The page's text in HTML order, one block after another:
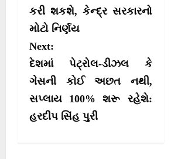
n
a
v
i
g
a
કરી શકશે, કેન્દ્ર સરકારનો
મોટો નિર્ણય
Next:
દેશમાં પેટ્રોલ-ડીઝલ કે
ગેસની કોઈ અછત નથી,
સપ્લાય 100% શરૂ રહેશે:
હરદીપ સિંહ પુરી